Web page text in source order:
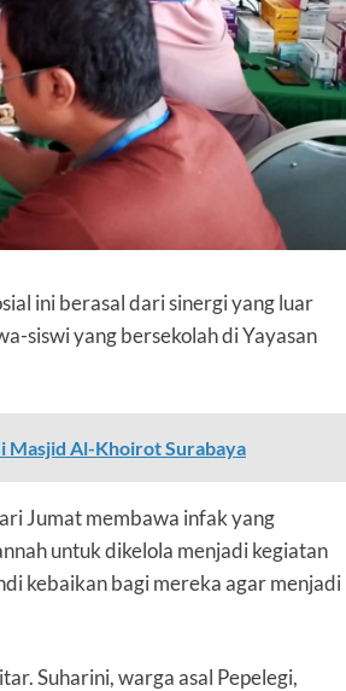
ini berasal dari sinergi yang luar
siswi yang bersekolah diYayasan
Masjid Al-Khoirot Surabaya
Jumat membawa infak yang
untuk dikelola menjadi kegiatan
kebaikan bagi mereka agar menjadi
Suharini, warga asal Pepelegi,